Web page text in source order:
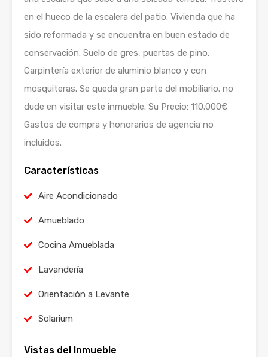
en el hueco de la escalera del patio. Vivienda que ha
sido reformada y se encuentra en buen estado de
conservación. Suelo de gres, puertas de pino.
Carpintería exterior de aluminio blanco y con
mosquiteras. Se queda gran parte del mobiliario. no
dude en visitar este inmueble. Su Precio: 110.000€
Gastos de compra y honorarios de agencia no
incluidos.
Características
Aire Acondicionado
Amueblado
Cocina Amueblada
Lavandería
Orientación a Levante
Solarium
Vistas del Inmueble